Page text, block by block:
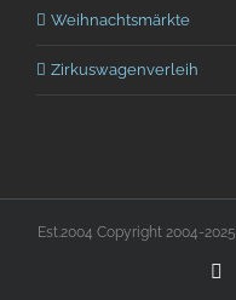
Weihnachtsmärkte
Zirkuswagenverleih
Est.2004 Copyright 2004-